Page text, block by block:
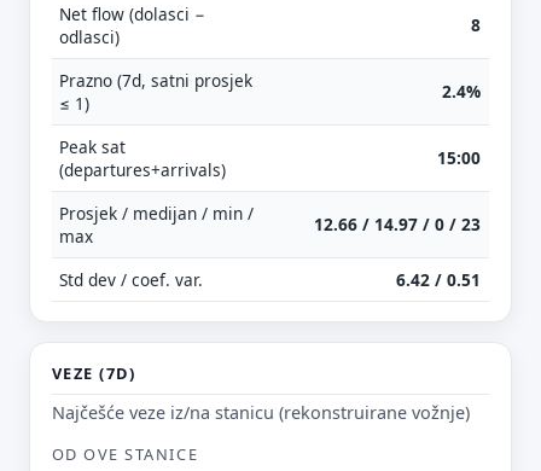
Net flow (dolasci −
odlasci)
8
Prazno (7d, satni prosjek
≤ 1)
2.4%
Peak sat
(departures+arrivals)
15:00
Prosjek / medijan / min /
max
12.66 / 14.97 / 0 / 23
Std dev / coef. var. 6.42 / 0.51
VEZE (7D)
Najčešće veze iz/na stanicu (rekonstruirane vožnje)
OD OVE STANICE